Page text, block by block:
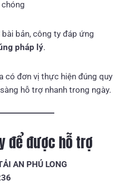
bản, công ty đáp ứng
pháp lý.
có đơn vị thực hiện đúng quy
hỗ trợ nhanh trong ngày.
để được hỗ trợ
AN PHÚ LONG